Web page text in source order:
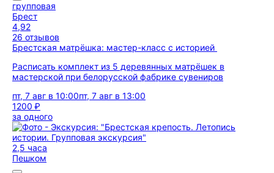
групповая
Брест
4,92
26 отзывов
Брестская матрёшка: мастер-класс с историей
Расписать комплект из 5 деревянных матрёшек в
мастерской при белорусской фабрике сувениров
пт, 7 авг в 10:00пт, 7 авг в 13:00
1200 ₽
за одного
2,5 часа
Пешком